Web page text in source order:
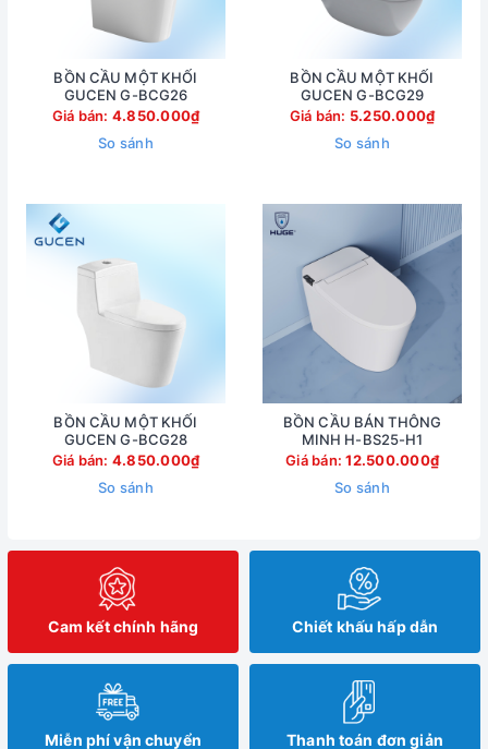
BỒN CẦU MỘT KHỐI
GUCEN G-BCG26
Giá bán: 4.850.000₫
So sánh
BỒN CẦU MỘT KHỐI
GUCEN G-BCG29
Giá bán: 5.250.000₫
So sánh
BỒN CẦU MỘT KHỐI
GUCEN G-BCG28
Giá bán: 4.850.000₫
So sánh
BỒN CẦU BÁN THÔNG
MINH H-BS25-H1
Giá bán:12.500.000₫
So sánh
Cam kết chính hãng Chiết khấu hấp dẫn
Miễn phí vận chuyển Thanh toán đơn giản